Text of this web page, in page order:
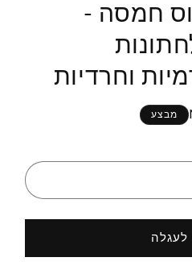
חמסה -
וחרדיות
מבצע
לעגלה